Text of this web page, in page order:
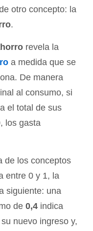
otro concepto: la
.
revela la
a medida que se
De manera
al consumo, si
el total de sus
, los gasta
de los conceptos
entre 0 y 1, la
siguiente: una
de 0,4 indica
nuevo ingreso y,